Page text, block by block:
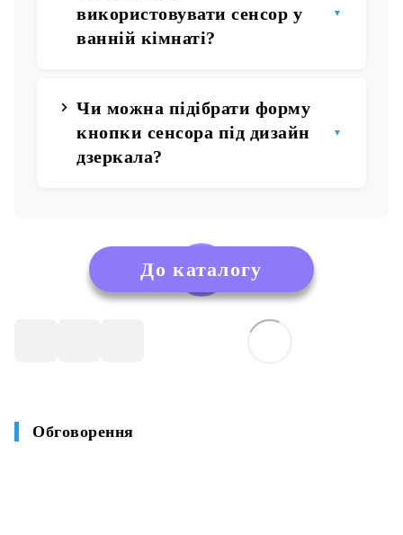
використовувати сенсор у
ванній кімнаті?
Чи можна підібрати форму
кнопки сенсора під дизайн
дзеркала?
До каталогу
Обговорення